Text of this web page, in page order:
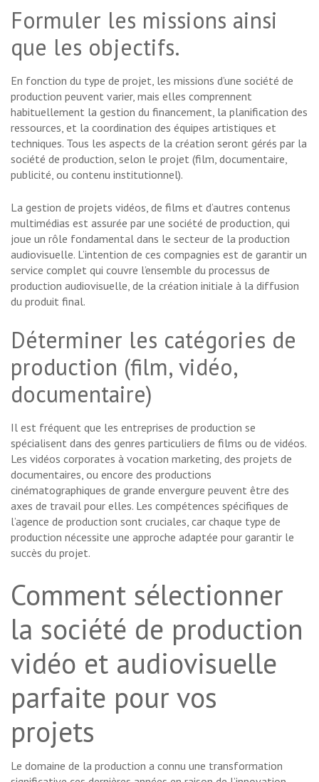
Formuler les missions ainsi
que les objectifs.
En fonction du type de projet, les missions d’une société de
production peuvent varier, mais elles comprennent
habituellement la gestion du financement, la planification des
ressources, et la coordination des équipes artistiques et
techniques. Tous les aspects de la création seront gérés par la
société de production, selon le projet (film, documentaire,
publicité, ou contenu institutionnel).
La gestion de projets vidéos, de films et d’autres contenus
multimédias est assurée par une société de production, qui
joue un rôle fondamental dans le secteur de la production
audiovisuelle. L’intention de ces compagnies est de garantir un
service complet qui couvre l’ensemble du processus de
production audiovisuelle, de la création initiale à la diffusion
du produit final.
Déterminer les catégories de
production (film, vidéo,
documentaire)
Il est fréquent que les entreprises de production se
spécialisent dans des genres particuliers de films ou de vidéos.
Les vidéos corporates à vocation marketing, des projets de
documentaires, ou encore des productions
cinématographiques de grande envergure peuvent être des
axes de travail pour elles. Les compétences spécifiques de
l’agence de production sont cruciales, car chaque type de
production nécessite une approche adaptée pour garantir le
succès du projet.
Comment sélectionner
la société de production
vidéo et audiovisuelle
parfaite pour vos
projets
Le domaine de la production a connu une transformation